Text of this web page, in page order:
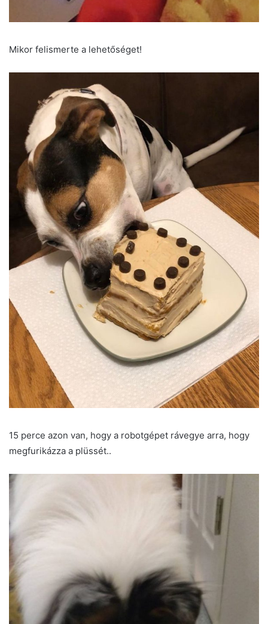
Mikor felismerte a lehetőséget!
15 perce azon van, hogy a robotgépet rávegye arra, hogy
megfurikázza a plüssét..